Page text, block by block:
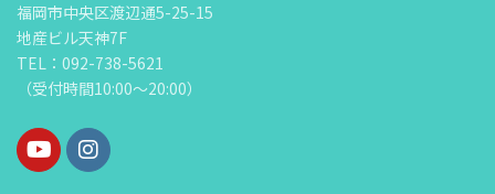
福岡市中央区渡辺通5-25-15
地産ビル天神7F
TEL：092-738-5621
（受付時間10:00～20:00）